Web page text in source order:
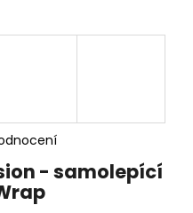
- samolepící